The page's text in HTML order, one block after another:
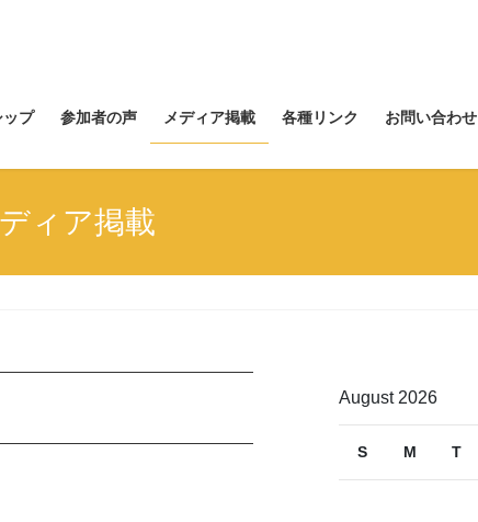
ップ 参加者の声 メディア掲載 各種リンク お問い合わせ
ィア掲載
August 2026
S M T